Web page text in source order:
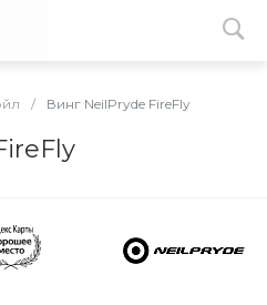
/ Винг NeilPryde FireFly